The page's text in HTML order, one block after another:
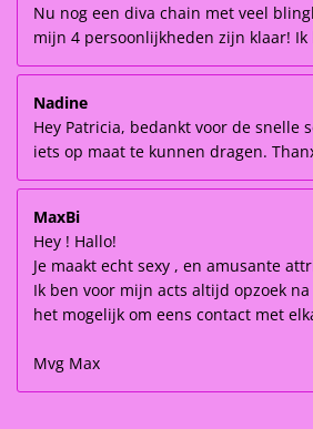
Nu nog een diva chain met veel
mijn 4 persoonlijkheden zijn klaar! Ik
Nadine
Hey Patricia, bedankt voor de snelle
iets op maat te kunnen dragen.
MaxBi
Hey ! Hallo!
Je maakt echt sexy , en amusante
Ik ben voor mijn acts altijd opzoek
het mogelijk om eens contact met
Mvg Max